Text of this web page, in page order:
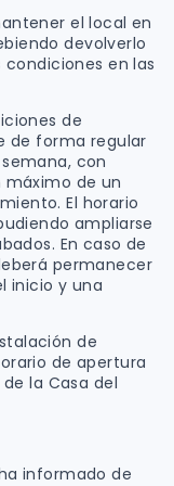
el local en
devolverlo
en las
de
de forma regular
con
de un
El horario
ampliarse
En caso de
permanecer
inicio y una
de
de apertura
la Casa del
informado de